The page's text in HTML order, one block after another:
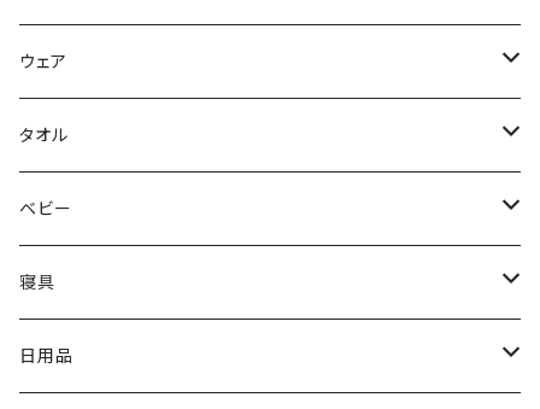
FreshService
N.HOOLYWOOD
Hippopotamus
oblada
fog linen work
母の日ギフト
出産祝い
〜5,000円
5,001〜10,000円
結婚祝い
〜5,000円
5,001〜10,000円
新築・引越祝い
〜5,000円
内祝い（お返し）
ウェア
メンズウェア
レディースウェア
Tシャツ
スウェット・パーカー
タオル
タオル
限定カラー
ホームグッズ
ベビー
出産ご準備
家族みんなで使える
寝具
枕
日用品